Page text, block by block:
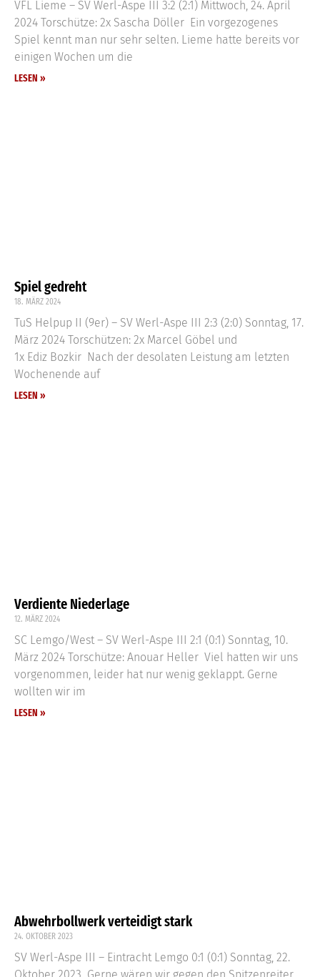
VFL Lieme – SV Werl-Aspe III 3:2 (2:1) Mittwoch, 24. April
2024 Torschütze: 2x Sascha Döller Ein vorgezogenes
Spiel kennt man nur sehr selten. Lieme hatte bereits vor
einigen Wochen um die
LESEN »
Spiel gedreht
18. MÄRZ 2024
TuS Helpup II (9er) – SV Werl-Aspe III 2:3 (2:0) Sonntag, 17.
März 2024 Torschützen: 2x Marcel Göbel und
1x Ediz Bozkir Nach der desolaten Leistung am letzten
Wochenende auf
LESEN »
Verdiente Niederlage
12. MÄRZ 2024
SC Lemgo/West – SV Werl-Aspe III 2:1 (0:1) Sonntag, 10.
März 2024 Torschütze: Anouar Heller Viel hatten wir uns
vorgenommen, leider hat nur wenig geklappt. Gerne
wollten wir im
LESEN »
Abwehrbollwerk verteidigt stark
24. OKTOBER 2023
SV Werl-Aspe III – Eintracht Lemgo 0:1 (0:1) Sonntag, 22.